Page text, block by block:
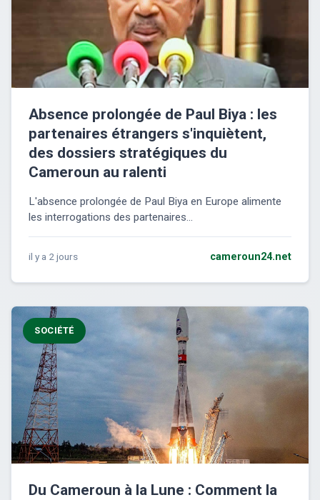
Absence prolongée de Paul Biya : les
partenaires étrangers s'inquiètent,
des dossiers stratégiques du
Cameroun au ralenti
L'absence prolongée de Paul Biya en Europe alimente
les interrogations des partenaires...
il y a 2 jours cameroun24.net
SOCIÉTÉ
Du Cameroun à la Lune : Comment la